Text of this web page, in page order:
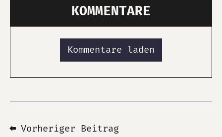
KOMMENTARE
Kommentare laden
⬅ Vorheriger Beitrag